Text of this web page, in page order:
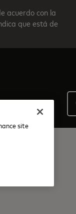
acuerdo con la
que está de
site